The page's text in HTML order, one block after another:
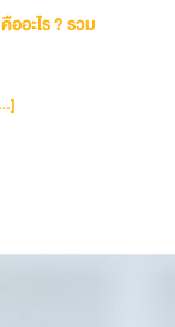
อะไร ? รวม